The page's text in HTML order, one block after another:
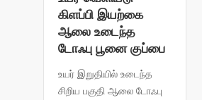
கிளப்பி இயற்கை
ஆலை உடைந்த
டோஃபு பூனை குப்பை
உயர் இறுதியில் உடைந்த
சிறிய பகுதி ஆலை டோஃபு